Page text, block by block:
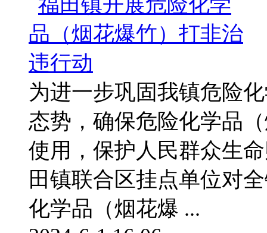
为进一步巩固我镇危险
态势，确保危险化学品
使用，保护人民群众生
田镇联合区挂点单位对
化学品（烟花爆 ...